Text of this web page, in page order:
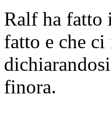
Ralf ha fatto
fatto e che
finora.